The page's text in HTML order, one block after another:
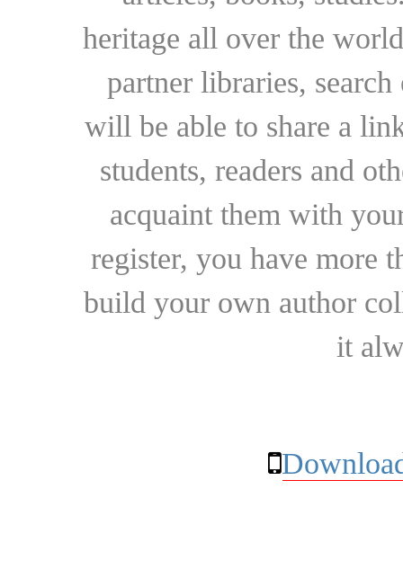
heritage all over the
partner libraries,
will be able to share a
students, readers and
acquaint them with
register, you have more
build your own author
it